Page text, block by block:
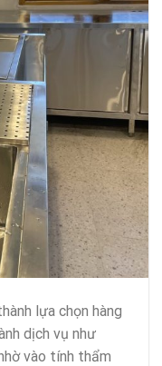
lựa chọn hàng
dịch vụ như
vào tính thẩm